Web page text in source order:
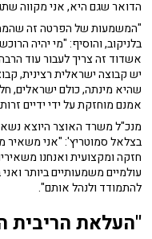
הדואר שגם היא, אני מקווה
"המשמעות של הפרטה זה
בלניקוב, והוסיף: "מי יהיה
אשדוד זה צריך לעבור עוד
יש קבוצה ישראלית רצינית,
שהיא מינתה, כולם ישראלים,
אמנם מוחזקת על ידי ידיים
מנכ"ל משרד האוצר היוצא
בצלאל סמוטריץ': "אני משאיר
חזקה ומקצועית ואנחנו
עולמיים משמעותיים ביותר
להתמודד ולנהל אותם".
"העלאת הריבית